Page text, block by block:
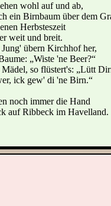
wohl auf und ab,
ein Birnbaum über dem
Herbsteszeit
weit und breit.
übern Kirchhof her,
„Wiste 'ne Beer?“
so flüstert's: „Lütt
ick gew' di 'ne Birn.“
noch immer die Hand
auf Ribbeck im Havelland.